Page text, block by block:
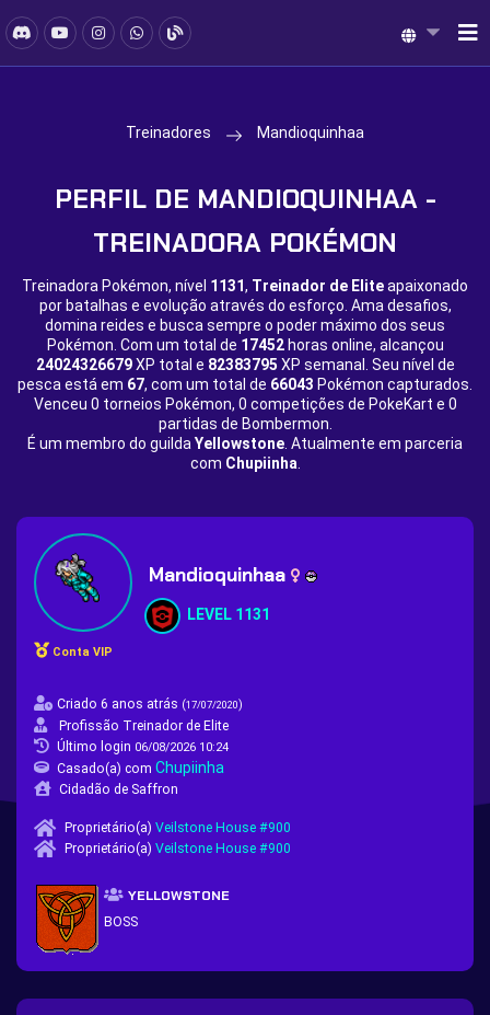
Treinadores Mandioquinhaa
PERFIL DE MANDIOQUINHAA -
TREINADORA POKÉMON
Treinadora Pokémon, nível 1131, Treinador de Eliteapaixonado
por batalhas e evolução através do esforço. Ama desafios,
domina reides e busca sempre o poder máximo dos seus
Pokémon. Com um total de 17452horas online, alcançou
24024326679XP total e 82383795 XP semanal. Seu nível de
pesca está em 67, com um total de 66043 Pokémon capturados.
Venceu 0 torneios Pokémon, 0 competições de PokeKart e 0
partidas de Bombermon.
É um membro do guilda Yellowstone . Atualmente em parceria
com Chupiinha
Conta VIP
Mandioquinhaa
LEVEL 1131
Criado 6 anos atrás (17/07/2020)
Profissão Treinador de Elite
Último login 06/08/2026 10:24
Casado(a) com Chupiinha
Cidadão de Saffron
Proprietário(a) Veilstone House #900
Proprietário(a) Veilstone House #900
YELLOWSTONE
BOSS